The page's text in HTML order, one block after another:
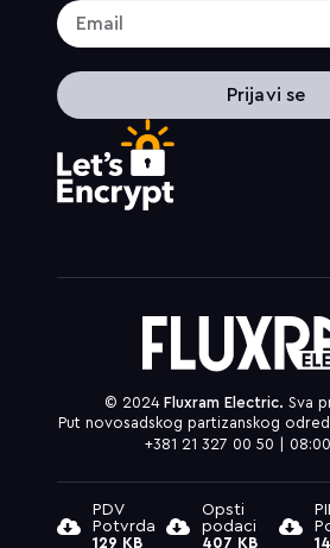
Prijavi se
© 2024 Fluxram Electric. Sva
Put novosadskog partizanskog
+381 21 327 00 50 |
PDV
Potvrda
129 KB
Opsti
podaci
407 KB